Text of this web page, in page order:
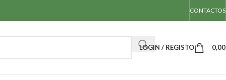
CONTACTOS
LOGIN / REGISTO